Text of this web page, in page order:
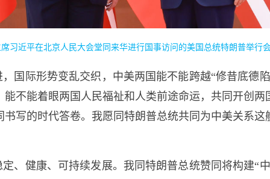
习近平在北京人民大会堂同来华进行国事访问的美国总统特朗普举行
国际形势变乱交织，中美两国能不能跨越“修昔底德
不能着眼两国人民福祉和人类前途命运，共同开创
写的时代答卷。我愿同特朗普总统共同为中美关系
、健康、可持续发展。我同特朗普总统赞同将构建“